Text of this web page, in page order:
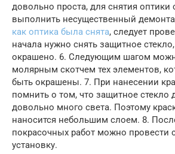
довольно проста, для снятия оптики
выполнить несущественный
как оптика была снята, следует
начала нужно снять защитное
окрашено. 6. Следующим шагом
молярным скотчем тех элементов,
быть окрашены. 7. При нанесении
помнить о том, что защитное стекло
довольно много света. Поэтому
наносится небольшим слоем. 8.
покрасочных работ можно провести
установку.